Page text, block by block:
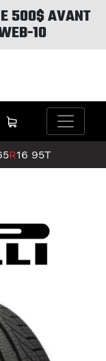
500$ AVANT
10
R16 95T